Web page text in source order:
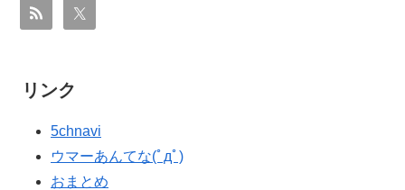
リンク
5chnavi
ウマーあんてな(ﾟдﾟ)
おまとめ